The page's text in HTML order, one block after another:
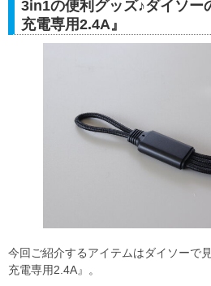
3in1の便利グッズ♪ダイソー
充電専用2.4A』
今回ご紹介するアイテムはダイソーで
充電専用2.4A』。